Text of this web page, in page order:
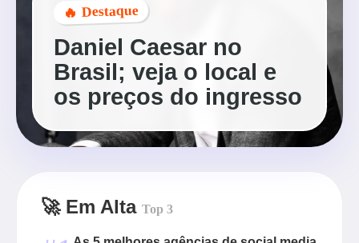
🔥 Destaque
Daniel Caesar no
Brasil; veja o local e
os preços do ingresso
🚀 Em Alta Top 3